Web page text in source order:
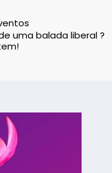
uma balada liberal ?